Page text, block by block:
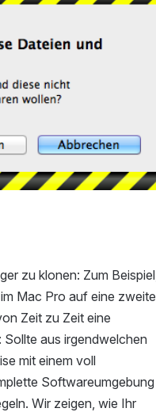
zu klonen: Zum Beispiel,
Mac Pro auf eine zweite
Zeit zu Zeit eine
aus irgendwelchen
mit einem voll
Softwareumgebung
Wir zeigen, wie Ihr